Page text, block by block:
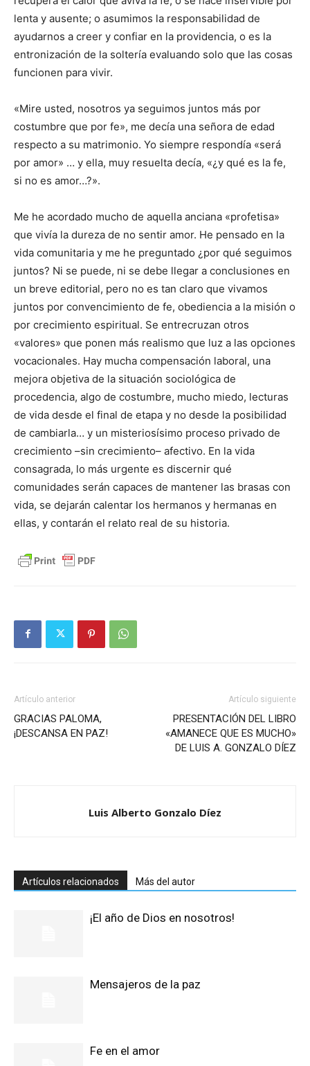
lenta y ausente; o asumimos la responsabilidad de
ayudarnos a creer y confiar en la providencia, o es la
entronización de la soltería evaluando solo que las cosas
funcionen para vivir.
«Mire usted, nosotros ya seguimos juntos más por
costumbre que por fe», me decía una señora de edad
respecto a su matrimonio. Yo siempre respondía «será
por amor» … y ella, muy resuelta decía, «¿y qué es la fe,
si no es amor…?».
Me he acordado mucho de aquella anciana «profetisa»
que vivía la dureza de no sentir amor. He pensado en la
vida comunitaria y me he preguntado ¿por qué seguimos
juntos? Ni se puede, ni se debe llegar a conclusiones en
un breve editorial, pero no es tan claro que vivamos
juntos por convencimiento de fe, obediencia a la misión o
por crecimiento espiritual. Se entrecruzan otros
«valores» que ponen más realismo que luz a las opciones
vocacionales. Hay mucha compensación laboral, una
mejora objetiva de la situación sociológica de
procedencia, algo de costumbre, mucho miedo, lecturas
de vida desde el final de etapa y no desde la posibilidad
de cambiarla… y un misteriosísimo proceso privado de
crecimiento –sin crecimiento– afectivo. En la vida
consagrada, lo más urgente es discernir qué
comunidades serán capaces de mantener las brasas con
vida, se dejarán calentar los hermanos y hermanas en
ellas, y contarán el relato real de su historia.
Artículo anterior
GRACIAS PALOMA,
¡DESCANSA EN PAZ!
Artículo siguiente
PRESENTACIÓN DEL LIBRO
«AMANECE QUE ES MUCHO»
DE LUIS A. GONZALO DÍEZ
Luis Alberto Gonzalo Díez
Artículos relacionados Más del autor
¡El año de Dios en nosotros!
Mensajeros de la paz
Fe en el amor